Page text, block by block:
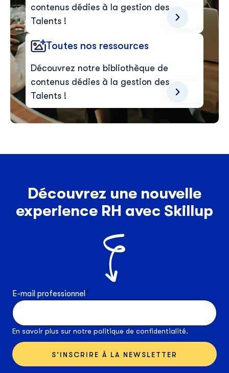
contenus dédies à la gestion des
Talents !
Toutes nos ressources
Découvrez notre bibliothèque de
contenus dédies à la gestion des
Talents !
Découvrez une nouvelle
experience RH avec Skillup
E-mail professionnel *
En savoir plus sur notre politique de confidentialité.